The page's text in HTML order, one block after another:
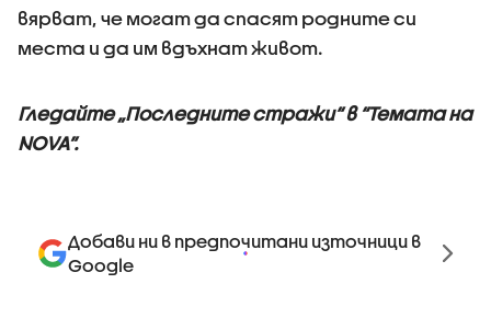
вярват, че могат да спасят родните си
места и да им вдъхнат живот.
Гледайте „Последните стражи“ в “Темата на
NOVA”.
Добави ни в предпочитани източници в
Google